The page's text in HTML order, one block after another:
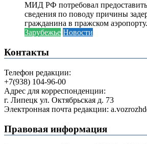
МИД РФ потребовал
сведения по поводу причины
гражданина в пражском
Зарубежье Новости
Контакты
Телефон редакции:
+7(938) 104-96-00
Адрес для корреспонденции:
г. Липецк ул. Октябрьская д. 73
Электронная почта редакции:
Правовая информация